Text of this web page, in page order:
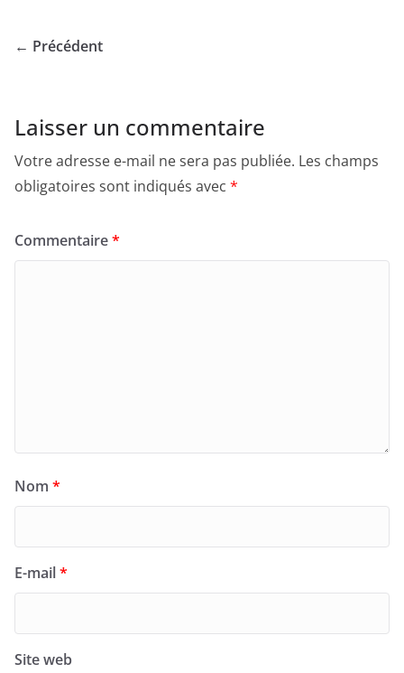
← Précédent
Laisser un commentaire
Votre adresse e-mail ne sera pas publiée. Les champs
obligatoires sont indiqués avec *
Commentaire*
Nom *
E-mail*
Site web